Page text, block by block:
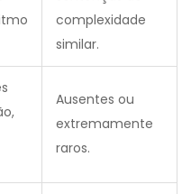
complexidade
similar.
Ausentes ou
extremamente
raros.